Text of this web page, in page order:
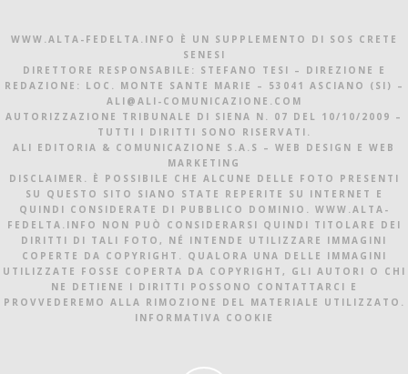
WWW.ALTA-FEDELTA.INFO È UN SUPPLEMENTO DI SOS CRETE
SENESI
DIRETTORE RESPONSABILE: STEFANO TESI – DIREZIONE E
REDAZIONE: LOC. MONTE SANTE MARIE – 53041 ASCIANO (SI) –
ALI@ALI-COMUNICAZIONE.COM
AUTORIZZAZIONE TRIBUNALE DI SIENA N. 07 DEL 10/10/2009 –
TUTTI I DIRITTI SONO RISERVATI.
ALI EDITORIA & COMUNICAZIONE S.A.S – WEB DESIGN E WEB
MARKETING
DISCLAIMER. È POSSIBILE CHE ALCUNE DELLE FOTO PRESENTI
SU QUESTO SITO SIANO STATE REPERITE SU INTERNET E
QUINDI CONSIDERATE DI PUBBLICO DOMINIO. WWW.ALTA-
FEDELTA.INFO NON PUÒ CONSIDERARSI QUINDI TITOLARE DEI
DIRITTI DI TALI FOTO, NÉ INTENDE UTILIZZARE IMMAGINI
COPERTE DA COPYRIGHT. QUALORA UNA DELLE IMMAGINI
UTILIZZATE FOSSE COPERTA DA COPYRIGHT, GLI AUTORI O CHI
NE DETIENE I DIRITTI POSSONO CONTATTARCI E
PROVVEDEREMO ALLA RIMOZIONE DEL MATERIALE UTILIZZATO.
INFORMATIVA COOKIE